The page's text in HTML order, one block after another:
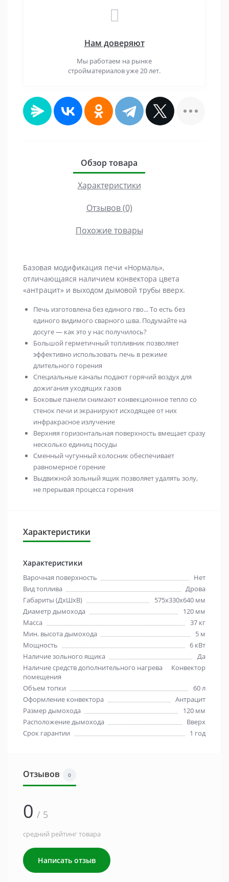
Нам доверяют
Мы работаем на рынке
стройматериалов уже 20 лет.
Обзор товара
Характеристики
Отзывов (0)
Похожие товары
Базовая модификация печи «Нормаль»,
отличающаяся наличием конвектора цвета
«антрацит» и выходом дымовой трубы вверх.
Печь изготовлена без единого гво... То есть без
единого видимого сварного шва. Подумайте на
досуге — как это у нас получилось?
Большой герметичный топливник позволяет
эффективно использовать печь в режиме
длительного горения
Специальные каналы подают горячий воздух для
дожигания уходящих газов
Боковые панели снимают конвекционное тепло со
стенок печи и экранируют исходящее от них
инфракрасное излучение
Верхняя горизонтальная поверхность вмещает сразу
несколько единиц посуды
Сменный чугунный колосник обеспечивает
равномерное горение
Выдвижной зольный ящик позволяет удалять золу,
не прерывая процесса горения
Характеристики
Характеристики
Варочная поверхность
Нет
Вид топлива
Дрова
Габариты (ДхШхВ)
575х330х640 мм
Диаметр дымохода
120 мм
Масса
37 кг
Мин. высота дымохода
5 м
Мощность
6 кВт
Наличие зольного ящика
Да
Наличие средств дополнительного нагрева
помещения
Конвектор
Объем топки
60 л
Оформление конвектора
Антрацит
Размер дымохода
120 мм
Расположение дымохода
Вверх
Срок гарантии
1 год
Отзывов 0
0 / 5
средний рейтинг товара
Написать отзыв